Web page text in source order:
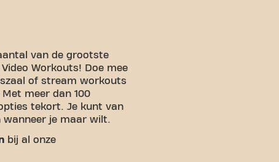
van de grootste
Workouts! Doe mee
of stream workouts
meer dan 100
tekort. Je kunt van
je maar wilt.
bij al onze